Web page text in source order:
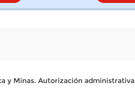
y Minas. Autorización administrativa